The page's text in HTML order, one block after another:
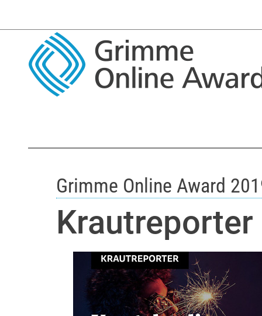
Grimme Online Award
Krautreporter